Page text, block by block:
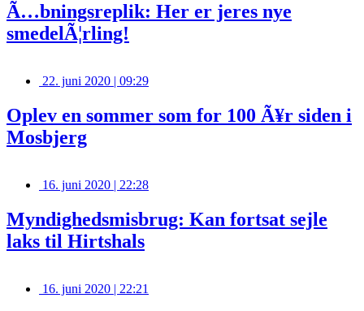
Ã…bningsreplik: Her er jeres nye
smedelÃ¦rling!
22. juni 2020 | 09:29
Oplev en sommer som for 100 Ã¥r siden i
Mosbjerg
16. juni 2020 | 22:28
Myndighedsmisbrug: Kan fortsat sejle
laks til Hirtshals
16. juni 2020 | 22:21